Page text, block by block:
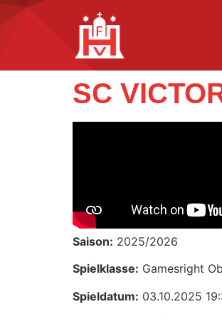
SC
Saison: 2025/2026
Spielklasse: Gamesright
Spieldatum: 03.10.2025